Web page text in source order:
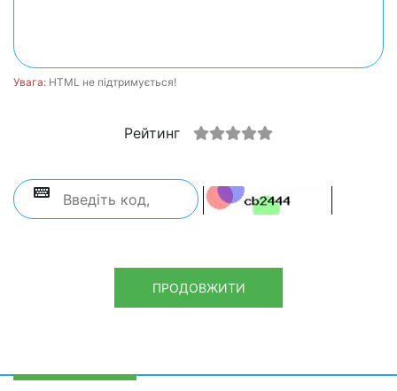
Увага: HTML не підтримується!
Рейтинг
ПРОДОВЖИТИ